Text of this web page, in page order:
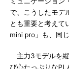
で、こうしたモデ
とも重要と考えて
mini pro」も、同
主力3モデルを
び心たっぷりな